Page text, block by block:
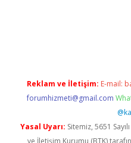
Reklam ve İletişim: E-mail:
forumhizmeti@gmail.com
Yasal Uyarı: Sitemiz, 5651
ve İletişim Kurumu (BTK)